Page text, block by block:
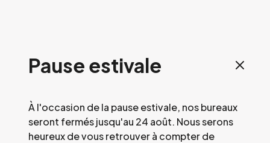
Pause estivale
À l'occasion de la pause estivale, nos bureaux
seront fermés jusqu'au 24 août. Nous serons
heureux de vous retrouver à compter de